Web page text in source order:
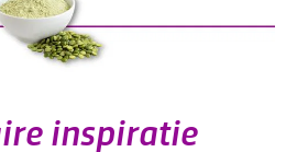
inspiratie